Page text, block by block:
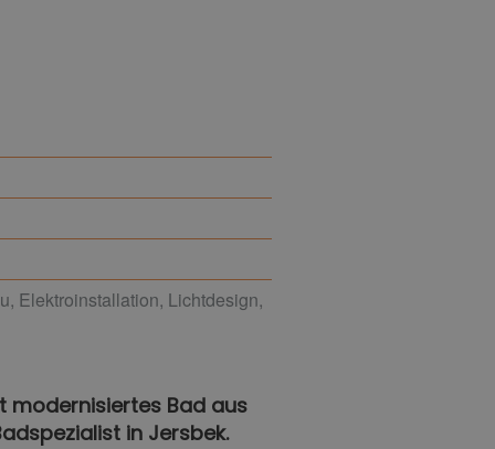
Elektroinstallation, Lichtdesign,
modernisiertes Bad aus
in Jersbek.